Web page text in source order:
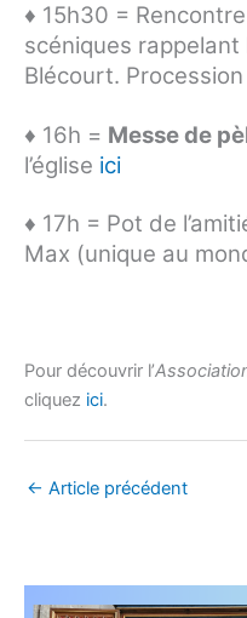
♦ 15h30 =
scéniques rappelant
Blécourt. Procession
♦ 16h = Messe de
l’église ici
♦ 17h = Pot de
Max (unique au
Pour découvrir l’
cliquez ici.
← Article précédent